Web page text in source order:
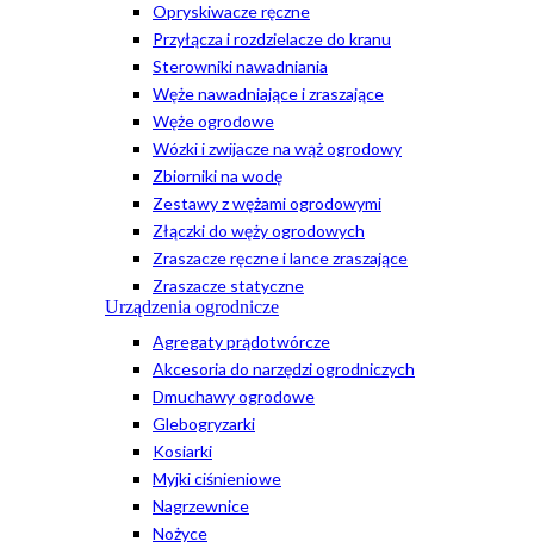
Opryskiwacze ręczne
Przyłącza i rozdzielacze do kranu
Sterowniki nawadniania
Węże nawadniające i zraszające
Węże ogrodowe
Wózki i zwijacze na wąż ogrodowy
Zbiorniki na wodę
Zestawy z wężami ogrodowymi
Złączki do węży ogrodowych
Zraszacze ręczne i lance zraszające
Zraszacze statyczne
Urządzenia ogrodnicze
Agregaty prądotwórcze
Akcesoria do narzędzi ogrodniczych
Dmuchawy ogrodowe
Glebogryzarki
Kosiarki
Myjki ciśnieniowe
Nagrzewnice
Nożyce